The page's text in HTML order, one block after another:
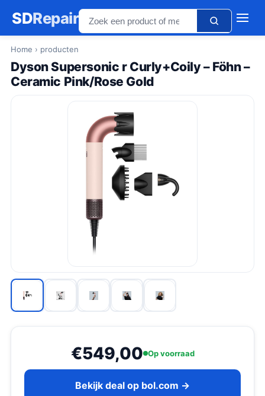
SDRepair
Home › producten
Dyson Supersonic r Curly+Coily – Föhn –
Ceramic Pink/Rose Gold
€549,00 Op voorraad
Bekijk deal op bol.com →